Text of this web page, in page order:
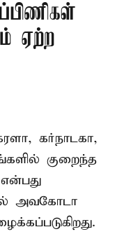
ஏற்ற
கர்நாடகா,
குறைந்த
அவகோடா